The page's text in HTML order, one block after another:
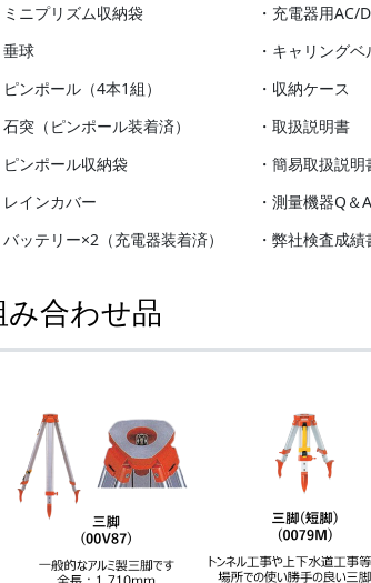
ニプリズム収納袋
・充電器用AC/
球
・キャリングベ
ンポール（4本1組）
・収納ケース
突（ピンポール装着済）
・取扱説明書
ンポール収納袋
・簡易取扱説明
インカバー
・測量機器Q＆A
ッテリー×2（充電器装着済）
・弊社検査成績
み合わせ品